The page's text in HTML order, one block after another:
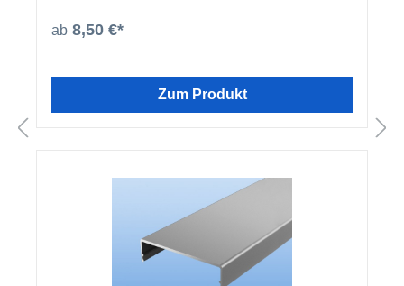
montiert, harmoniert der Klemmdeckel nicht nur
farblich mit Ihren restlichen Profilleisten, sondern
wird nach der Montage der Verlegeprofile einfach
ab 8,50 €*
Zum Produkt